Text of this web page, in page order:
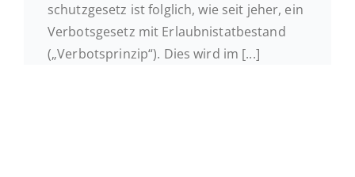
schutz­ge­setz ist folg­lich, wie seit jeher, ein
Ver­bots­ge­setz mit Er­laub­nis­tat­be­stand
(„Ver­bots­prin­zip“). Dies wird im [...]